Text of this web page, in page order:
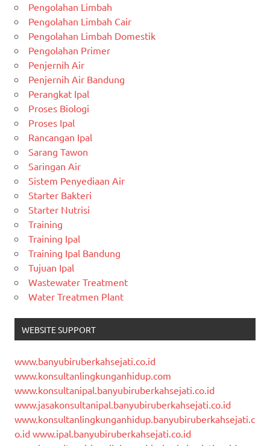
Pengolahan Limbah
Pengolahan Limbah Cair
Pengolahan Limbah Domestik
Pengolahan Primer
Penjernih Air
Penjernih Air Bandung
Perangkat Ipal
Proses Biologi
Proses Ipal
Rancangan Ipal
Sarang Tawon
Saringan Air
Sistem Penyediaan Air
Starter Bakteri
Starter Nutrisi
Training
Training Ipal
Training Ipal Bandung
Tujuan Ipal
Wastewater Treatment
Water Treatmen Plant
WEBSITE SUPPORT
www.banyubiruberkahsejati.co.id
www.konsultanlingkunganhidup.com
www.konsultanipal.banyubiruberkahsejati.co.id
www.jasakonsultanipal.banyubiruberkahsejati.co.id
www.konsultanlingkunganhidup.banyubiruberkahsejati.c
o.id www.ipal.banyubiruberkahsejati.co.id